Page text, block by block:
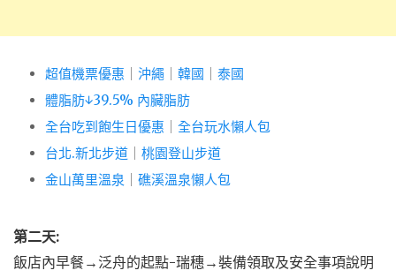
超值機票優惠 沖繩 韓國
泰國
體脂肪↓39.5% 內臟脂肪
全台吃到飽生日優惠
全台玩水懶人包
台北.新北步道
桃園登山步道
金山萬里溫泉
礁溪溫泉懶人包
第二天:
飯店內早餐→泛舟的起點-瑞穗→裝備領取及安全事項說明